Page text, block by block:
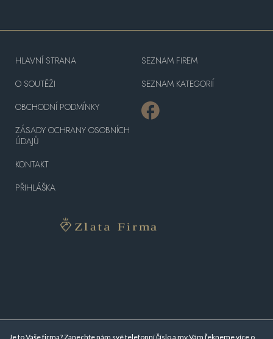
Je to Vaše firma? Zanechte nám své telefonní číslo a my Vám řekneme více o
HLAVNÍ STRANA
O SOUTĚŽI
OBCHODNÍ PODMÍNKY
ZÁSADY OCHRANY OSOBNÍCH
ÚDAJŮ
KONTAKT
PŘIHLÁŠKA
SEZNAM FIREM
SEZNAM KATEGORIÍ